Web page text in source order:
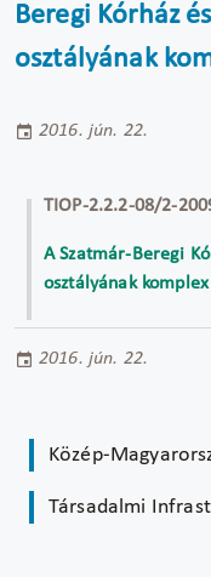
Beregi Kórház
osztályának
2016. jún. 22.
TIOP-2.2.2-08/2-
A Szatmár-Beregi
osztályának
2016. jún. 22.
Közép-
Társadalmi